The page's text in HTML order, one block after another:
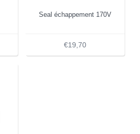
Seal échappement 170V
€19,70